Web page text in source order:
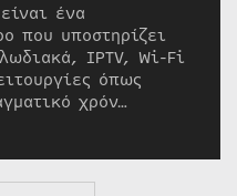
ένα
που υποστηρίζει
IPTV, Wi-Fi
όπως
χρόν…